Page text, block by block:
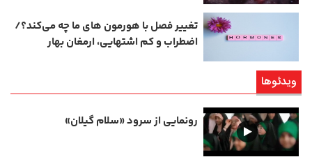
تغییر فصل با هورمون‌ های ما چه می‌کند؟/
اضطراب و کم‌ اشتهایی، ارمغان بهار
ویدئوها
رونمایی از سرود «سلام گیلان»